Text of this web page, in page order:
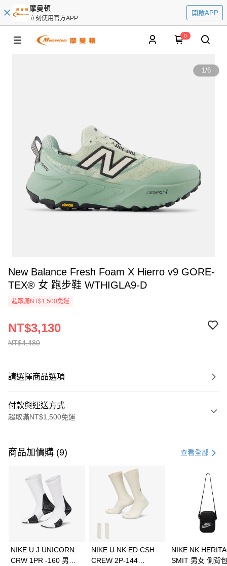
摩曼頓
立刻使用官方APP
開啟APP
0
1/6
New Balance Fresh Foam X Hierro v9 GORE-
TEX® 女 跑步鞋 WTHIGLA9-D
超取滿NT$1,500免運
NT$4,480
NT$3,130
請選擇商品選項
付款與運送方式
超取滿NT$1,500免運
信用卡一次付款
3 期 0 利率 每期 21家銀行
合作金庫商業銀行
第一商業銀行
華南商業銀行
彰化商業銀行
上海商業儲蓄銀行
Apple Pay
全盈+PAY
商品加價購 (9) 查看全部
NIKE U J UNICORN
CRW 1PR -160 男女
NIKE U NK ED CSH
CREW 2P-144
NIKE NK
SMIT 男女 側背